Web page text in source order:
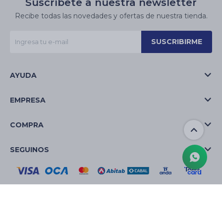
Suscríbete a nuestra newsletter
Recibe todas las novedades y ofertas de nuestra tienda.
SUSCRIBIRME
AYUDA
EMPRESA
COMPRA
SEGUINOS